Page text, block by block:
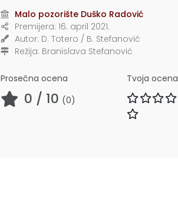
Malo pozorište Duško Radović
Premijera: 16. april 2021.
Autor: D. Totero / B. Stefanović
Režija: Branislava Stefanović
Prosečna ocena
0 / 10 (0)
Tvoja ocena